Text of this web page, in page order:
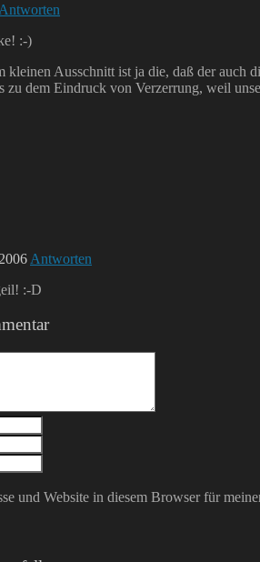
Antworten
:-)
kleinen Ausschnitt ist ja die, daß der auch
zu dem Eindruck von Verzerrung, weil
Antworten
:-D
und Website in diesem Browser für